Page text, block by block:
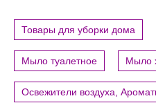
Товары для уборки дома
Мыло туалетное Мыло
Освежители воздуха,